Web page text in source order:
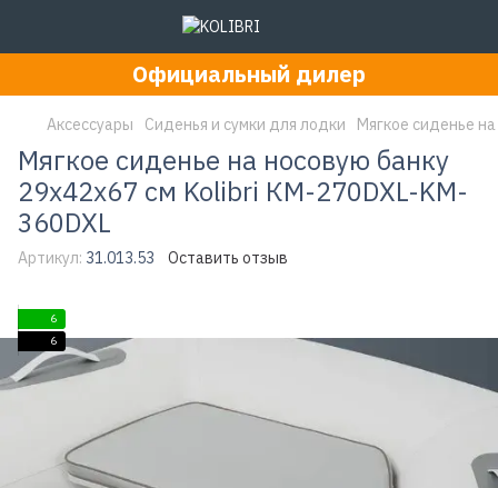
Официальный дилер
Аксессуары Сиденья и сумки для лодки Мягкое сиденье
Мягкое сиденье на носовую банку
29х42х67 см Kolibri КМ-270DXL-KM-
360DXL
Артикул: 31.013.53 Оставить отзыв
6
6